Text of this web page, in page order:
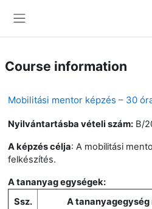
Course information
Mobilitási mentor képzés – 30
Nyilvántartásba vételi szám: B/
A képzés célja: A mobilitási
felkészítés.
A tananyag egységek:
Ssz.
A tananyagegység